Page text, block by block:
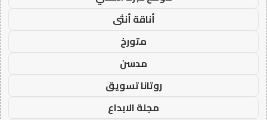
أناقة أنثى
متورخ
مدسن
روتانا تسويق
مجلة الابداع